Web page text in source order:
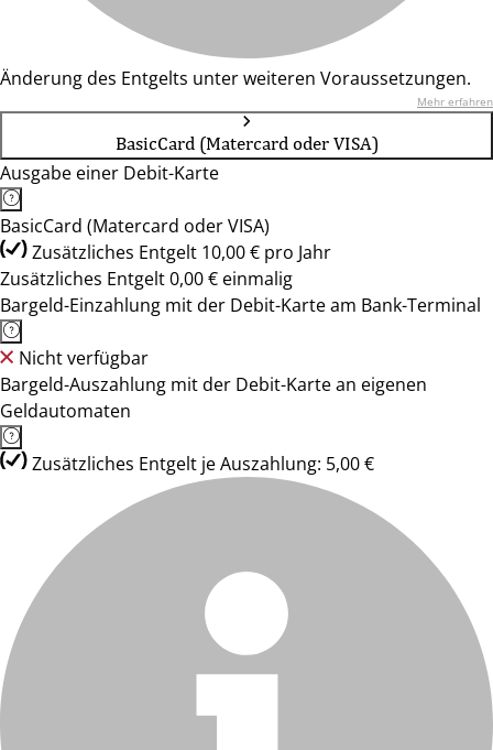
Änderung des Entgelts unter weiteren Voraussetzungen.
Mehr erfahren
BasicCard (Matercard oder VISA)
Ausgabe einer Debit-Karte
BasicCard (Matercard oder VISA)
Zusätzliches Entgelt 10,00 € pro Jahr
Zusätzliches Entgelt 0,00 € einmalig
Bargeld-Einzahlung mit der Debit-Karte am Bank-Terminal
Nicht verfügbar
Bargeld-Auszahlung mit der Debit-Karte an eigenen
Geldautomaten
Zusätzliches Entgelt je Auszahlung: 5,00 €